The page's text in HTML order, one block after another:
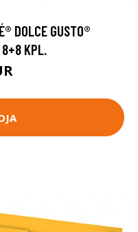
DOLCE GUSTO®
8+8 KPL.